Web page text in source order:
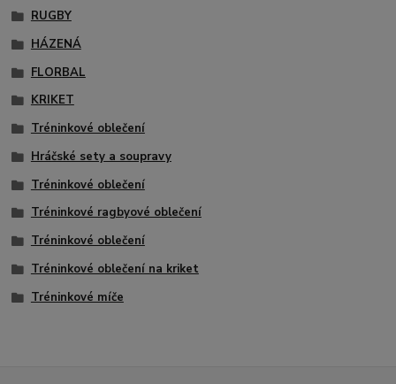
RUGBY
HÁZENÁ
FLORBAL
KRIKET
Tréninkové oblečení
Hráčské sety a soupravy
Tréninkové oblečení
Tréninkové ragbyové oblečení
Tréninkové oblečení
Tréninkové oblečení na kriket
Tréninkové míče